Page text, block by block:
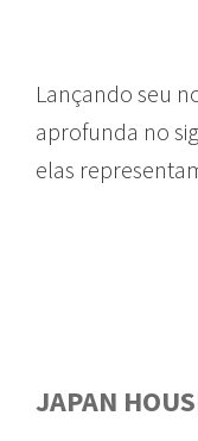
Lançando seu
aprofunda no
elas
JAPAN